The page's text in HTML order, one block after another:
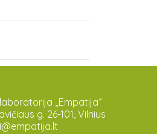
„Empatija“
g. 26-101, Vilnius